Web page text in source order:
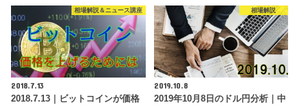
相場解説＆ニュース講座
2018.7.13
2018.7.13｜ビットコインが価格
相場解説
2019.10.8
2019年10月8日のドル円分析｜中